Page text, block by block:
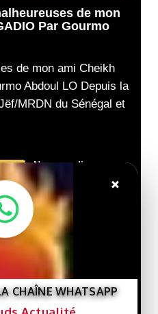
de mon
Par Gourmo
de mon ami Cheikh
Abdoul LO Depuis la
MRDN du Sénégal et
Nouveau livre :
Gaza et le destin de la
»… Une lecture
l’histoire de la cause
depuis la
de Gaza.
07/2026
Que veut le
Ghazwani?
×
CHAÎNE WHATSAPP